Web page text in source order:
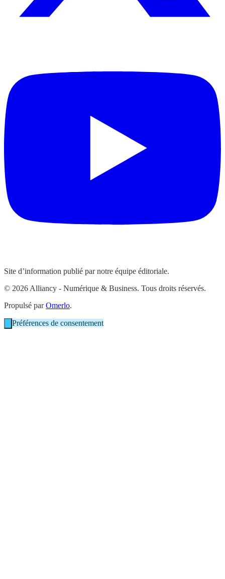
Site d’information publié par notre équipe éditoriale.
© 2026 Alliancy - Numérique & Business. Tous droits réservés.
Propulsé parOmerlo.
Préférences de consentement